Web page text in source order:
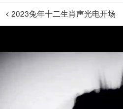
2023兔年十二生肖声光电开场